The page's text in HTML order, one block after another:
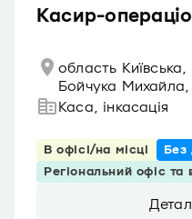
Касир-
область Київська,
Бойчука
Каса, інкасація
В офісі/на місці
Без
Регіональний офіс та